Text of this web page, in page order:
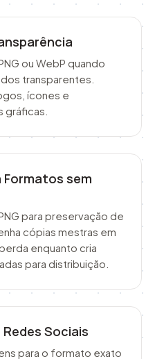
ou WebP quando
transparentes.
ícones e
Formatos sem
para preservação de
cópias mestras em
enquanto cria
para distribuição.
Sociais
para o formato exato